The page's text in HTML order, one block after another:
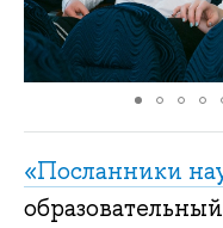
«Посланники